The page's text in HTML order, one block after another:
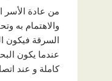
من عادة الأسر
والاهتمام به
السرقة فيكون
عندما يكون
كاملة و عند